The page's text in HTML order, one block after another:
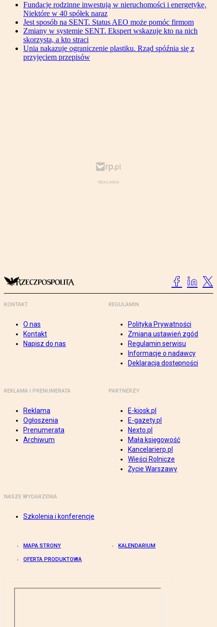
Fundacje rodzinne inwestują w nieruchomości i energetykę.
Niektóre w 40 spółek naraz
Jest sposób na SENT. Status AEO może pomóc firmom
Zmiany w systemie SENT. Ekspert wskazuje kto na nich
skorzysta, a kto straci
Unia nakazuje ograniczenie plastiku. Rząd spóźnia się z
przyjęciem przepisów
KONTAKT
O nas
Kontakt
Napisz do nas
REGULAMIN
Polityka Prywatności
Zmiana ustawień zgód
Regulamin serwisu
Informacje o nadawcy
Deklaracja dostępności
REKLAMA I PRENUMERATA
Reklama
Ogłoszenia
Prenumerata
Archiwum
PARTNERZY
E-kiosk.pl
E-gazety.pl
Nexto.pl
Mała księgowość
Kancelarierp.pl
Wieści Rolnicze
Życie Warszawy
NASZE WYDARZENIA
Szkolenia i konferencje
MAPA STRONY KALENDARIUM
OFERTA PRODUKTOWA